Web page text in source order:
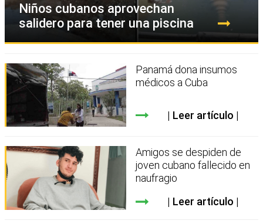
Niños cubanos aprovechan
salidero para tener una piscina
Panamá dona insumos
médicos a Cuba
Leer artículo
Amigos se despiden de
joven cubano fallecido en
naufragio
Leer artículo